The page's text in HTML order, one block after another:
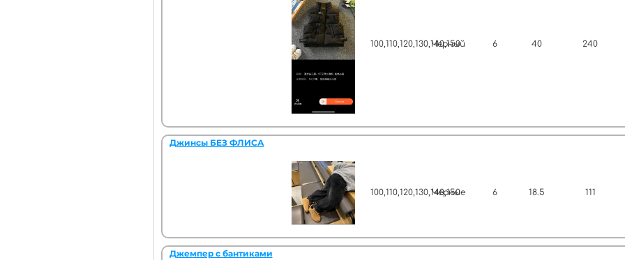
100,110,120,130,140,150
Черный 6 40 240
Джинсы БЕЗ ФЛИСА
100,110,120,130,140,150
Черные 6 18.5 111
Джемпер с бантиками